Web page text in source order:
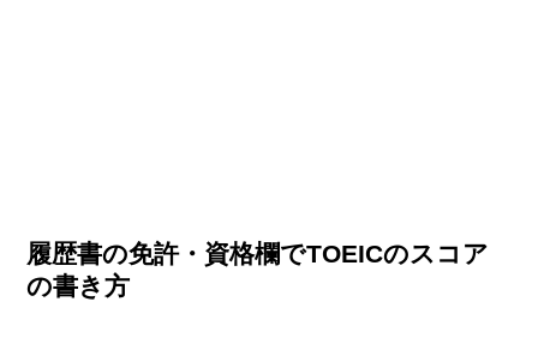
履歴書の免許・資格欄でTOEICのスコア
の書き方